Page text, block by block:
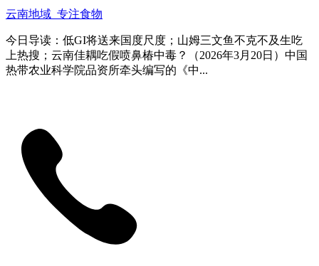
云南地域_专注食物
今日导读：低GI将送来国度尺度；山姆三文鱼不克不及生吃
上热搜；云南佳耦吃假喷鼻椿中毒？（2026年3月20日）中国
热带农业科学院品资所牵头编写的《中...